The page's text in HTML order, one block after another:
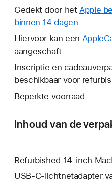
wordt
er
nieuw
venster
geopend.
Gedekt door hetApple
binnen 14 dagen
wordt
nieuw
venster
geopend.
Hiervoor kan een
aangeschaft
Inscriptie en
beschikbaar voor
Beperkte voorraad
Inhoud van de
Refurbished 14-inch
USB‑C-lichtnetadapter